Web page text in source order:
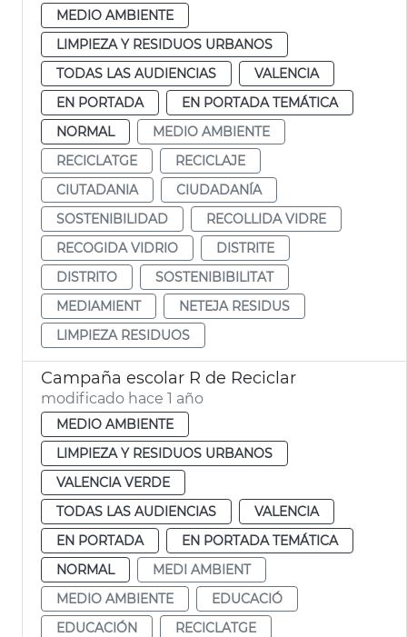
MEDIO AMBIENTE
LIMPIEZA Y RESIDUOS URBANOS
TODAS LAS AUDIENCIAS
VALENCIA
EN PORTADA
EN PORTADA TEMÁTICA
NORMAL
MEDIO AMBIENTE
RECICLATGE
RECICLAJE
CIUTADANIA
CIUDADANÍA
SOSTENIBILIDAD
RECOLLIDA VIDRE
RECOGIDA VIDRIO
DISTRITE
DISTRITO
SOSTENIBIBILITAT
MEDIAMIENT
NETEJA RESIDUS
LIMPIEZA RESIDUOS
Campaña escolar R de Reciclar
modificado hace 1 año
MEDIO AMBIENTE
LIMPIEZA Y RESIDUOS URBANOS
VALENCIA VERDE
TODAS LAS AUDIENCIAS
VALENCIA
EN PORTADA
EN PORTADA TEMÁTICA
NORMAL
MEDI AMBIENT
MEDIO AMBIENTE
EDUCACIÓ
EDUCACIÓN
RECICLATGE